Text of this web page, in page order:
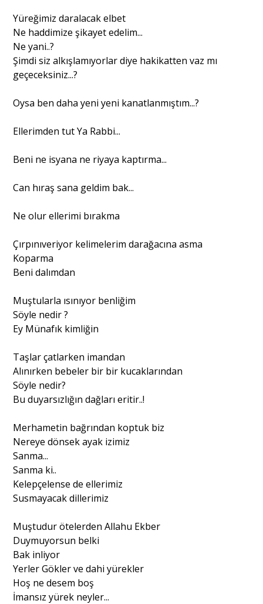
Dünya
Yazı Dizisi
Portre
Eğitim
Ankara Analiz
Yüreğimiz daralacak elbet
Ne haddimize şikayet edelim...
Ne yani..?
Şimdi siz alkışlamıyorlar diye hakikatten vaz mı
geçeceksiniz...?
Oysa ben daha yeni yeni kanatlanmıştım...?
Ellerimden tut Ya Rabbi...
Beni ne isyana ne riyaya kaptırma...
Can hıraş sana geldim bak...
Ne olur ellerimi bırakma
Çırpınıveriyor kelimelerim darağacına asma
Koparma
Beni dalımdan
Muştularla ısınıyor benliğim
Söyle nedir ?
Ey Münafık kimliğin
Taşlar çatlarken imandan
Alınırken bebeler bir bir kucaklarından
Söyle nedir?
Bu duyarsızlığın dağları eritir..!
Merhametin bağrından koptuk biz
Nereye dönsek ayak izimiz
Sanma...
Sanma ki..
Kelepçelense de ellerimiz
Susmayacak dillerimiz
Muştudur ötelerden Allahu Ekber
Duymuyorsun belki
Bak inliyor
Yerler Gökler ve dahi yürekler
Hoş ne desem boş
İmansız yürek neyler...